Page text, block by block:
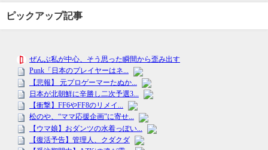
ピックアップ記事